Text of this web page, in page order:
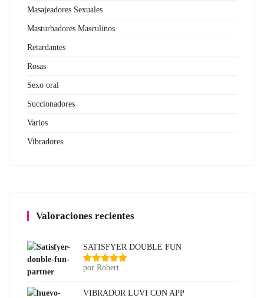
Masajeadores Sexuales
Masturbadores Masculinos
Retardantes
Rosas
Sexo oral
Succionadores
Varios
Vibradores
Valoraciones recientes
SATISFYER DOUBLE FUN
Valorado
por Robert
VIBRADOR LUVI CON APP